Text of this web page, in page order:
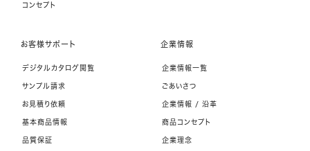
コンセプト
お客様サポート
デジタルカタログ閲覧
サンプル請求
お見積り依頼
基本商品情報
品質保証
企業情報
企業情報一覧
ごあいさつ
企業情報 / 沿革
商品コンセプト
企業理念